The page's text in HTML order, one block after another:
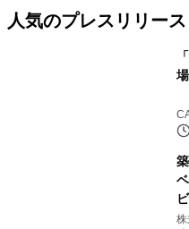
人気のプレスリリース
場
株